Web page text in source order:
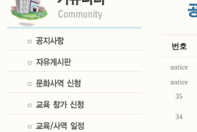
번호
notice
notice
35
34